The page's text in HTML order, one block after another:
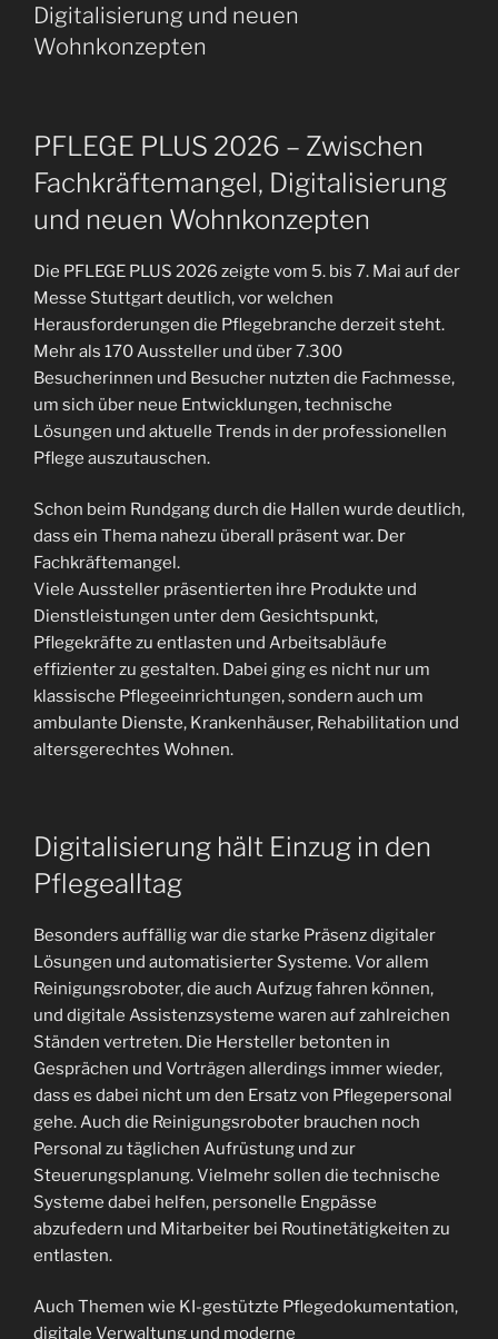
Digitalisierung und neuen
Wohnkonzepten
PFLEGE PLUS 2026 – Zwischen
Fachkräftemangel, Digitalisierung
und neuen Wohnkonzepten
Die PFLEGE PLUS 2026 zeigte vom 5. bis 7. Mai auf der
Messe Stuttgart deutlich, vor welchen
Herausforderungen die Pflegebranche derzeit steht.
Mehr als 170 Aussteller und über 7.300
Besucherinnen und Besucher nutzten die Fachmesse,
um sich über neue Entwicklungen, technische
Lösungen und aktuelle Trends in der professionellen
Pflege auszutauschen.
Schon beim Rundgang durch die Hallen wurde deutlich,
dass ein Thema nahezu überall präsent war. Der
Fachkräftemangel.
Viele Aussteller präsentierten ihre Produkte und
Dienstleistungen unter dem Gesichtspunkt,
Pflegekräfte zu entlasten und Arbeitsabläufe
effizienter zu gestalten. Dabei ging es nicht nur um
klassische Pflegeeinrichtungen, sondern auch um
ambulante Dienste, Krankenhäuser, Rehabilitation und
altersgerechtes Wohnen.
Digitalisierung hält Einzug in den
Pflegealltag
Besonders auffällig war die starke Präsenz digitaler
Lösungen und automatisierter Systeme. Vor allem
Reinigungsroboter, die auch Aufzug fahren können,
und digitale Assistenzsysteme waren auf zahlreichen
Ständen vertreten. Die Hersteller betonten in
Gesprächen und Vorträgen allerdings immer wieder,
dass es dabei nicht um den Ersatz von Pflegepersonal
gehe. Auch die Reinigungsroboter brauchen noch
Personal zu täglichen Aufrüstung und zur
Steuerungsplanung. Vielmehr sollen die technische
Systeme dabei helfen, personelle Engpässe
abzufedern und Mitarbeiter bei Routinetätigkeiten zu
entlasten.
Auch Themen wie KI-gestützte Pflegedokumentation,
digitale Verwaltung und moderne